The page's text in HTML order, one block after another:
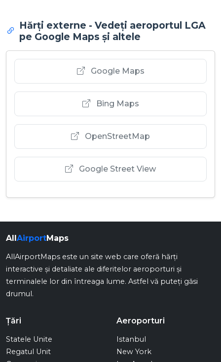
Hărți externe - Vedeți aeroportul LGA
pe Google Maps și altele
Google Maps
Bing Maps
OpenStreetMap
Google Street View
All AirportMaps
AllAirportMaps este un site web care oferă hărți
interactive și detaliate ale diferitelor aeroporturi și
terminalele lor din întreaga lume. Astfel vă puteți găsi
drumul.
Țări
Statele Unite
Regatul Unit
Aeroporturi
Istanbul
New York